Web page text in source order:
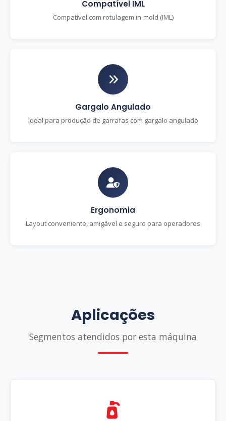
Compatível IML
Compatível com rotulagem in-mold (IML)
Gargalo Angulado
Ideal para produção de garrafas com gargalo angulado
Ergonomia
Layout conveniente, amigável e seguro para operadores
Aplicações
Segmentos atendidos por esta máquina